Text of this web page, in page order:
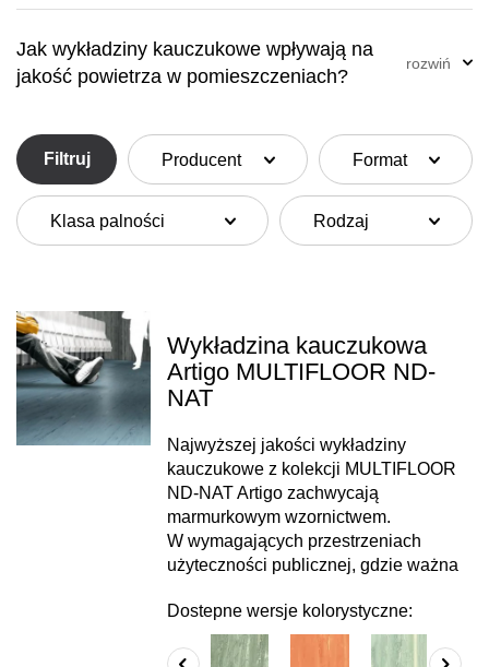
Jak wykładziny kauczukowe wpływają na
jakość powietrza w pomieszczeniach?
Filtruj Producent Format
Klasa palności Rodzaj
Wykładzina kauczukowa
Artigo MULTIFLOOR ND-
NAT
Najwyższej jakości wykładziny
kauczukowe z kolekcji MULTIFLOOR
ND-NAT Artigo zachwycają
marmurkowym wzornictwem.
W wymagających przestrzeniach
użyteczności publicznej, gdzie ważna
Dostepne wersje kolorystyczne: